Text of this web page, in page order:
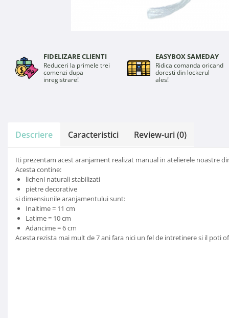
FIDELIZARE CLIENTI
Reduceri la primele trei
comenzi dupa
inregistrare!
EASYBOX SAMEDAY
Ridica comanda oricand
doresti din lockerul
ales!
Descriere Caracteristici Review-uri(0)
Iti prezentam acest aranjament realizat manual in atelierele noastre
Acesta contine:
licheni naturali stabilizati
pietre decorative
si dimensiunile aranjamentului sunt:
Inaltime = 11 cm
Latime = 10 cm
Adancime = 6 cm
Acesta rezista mai mult de 7 ani fara nici un fel de intretinere si il poti